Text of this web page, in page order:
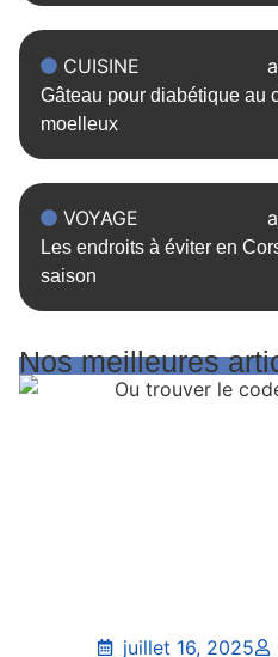
CUISINE
Gâteau pour diabétique au
moelleux
VOYAGE
Les endroits à éviter en
saison
Nos meilleures
juillet 16, 2025